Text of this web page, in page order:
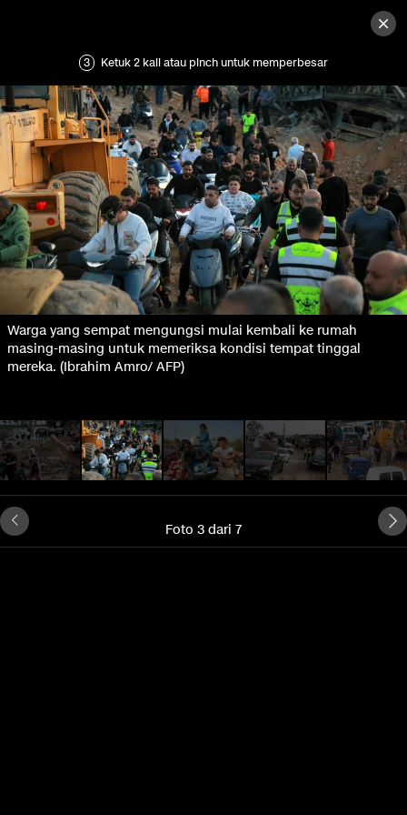
3 Ketuk 2 kali atau pinch untuk memperbesar
Warga yang sempat mengungsi mulai kembali ke rumah
masing-masing untuk memeriksa kondisi tempat tinggal
mereka. (Ibrahim Amro/ AFP)
Foto 3 dari 7